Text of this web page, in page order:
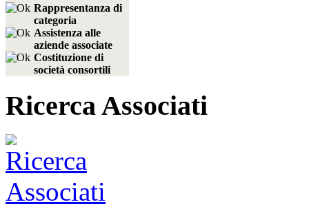
Rappresentanza di
categoria
Assistenza alle
aziende associate
Costituzione di
società consortili
Ricerca Associati